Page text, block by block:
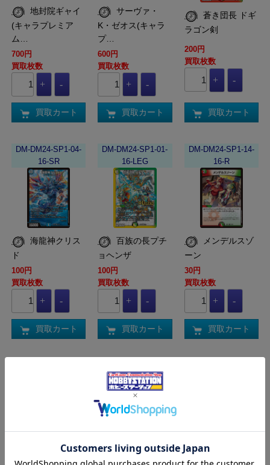
(キャラプレミア
ム…
700円
買取枚数
買取カート
サーヴァ・
K・ゼオス(キャラ
プ…
600円
買取枚数
買取カート
ラゴン剣
200円
買取枚数
買取カート
DM-DM24-SP1-04-
16-SR
ド
100円
買取枚数
買取カート
DM-DM24-SP1-01-
16-LEG
百族の長プチ
ョヘンザ
100円
買取枚数
買取カート
DM-DM24-SP1-14-
16-R
ーン
30円
買取枚数
買取カート
偽りの王 ヴィ
16-KGM
禁断竜王 Vol-